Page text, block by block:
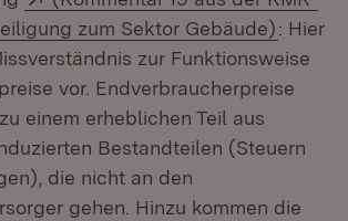
zum Sektor Gebäude)(Öffnet
: Hier
zur Funktionsweise
vor. Endverbraucherpreise
einem erheblichen Teil aus
Bestandteilen (Steuern
die nicht an den
gehen. Hinzu kommen die